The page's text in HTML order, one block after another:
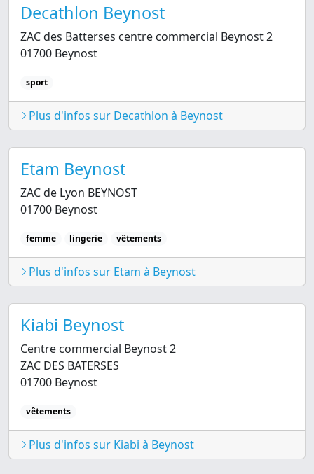
Decathlon Beynost
ZAC des Batterses centre commercial Beynost 2
01700 Beynost
sport
Plus d'infos sur Decathlon à Beynost
Etam Beynost
ZAC de Lyon BEYNOST
01700 Beynost
femme lingerie vêtements
Plus d'infos sur Etam à Beynost
Kiabi Beynost
Centre commercial Beynost 2
ZAC DES BATERSES
01700 Beynost
vêtements
Plus d'infos sur Kiabi à Beynost